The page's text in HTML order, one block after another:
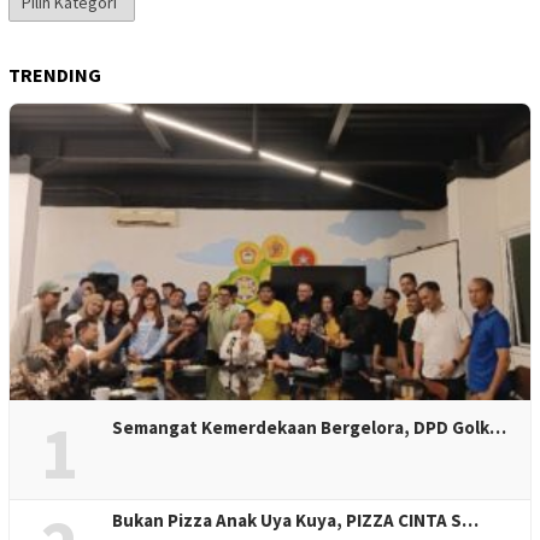
Berita
TRENDING
1 Semangat Kemerdekaan Bergelora, DPD Golk…
Bukan Pizza Anak Uya Kuya, PIZZA CINTA S…